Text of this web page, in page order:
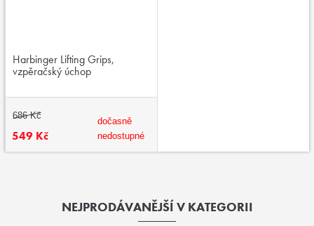
Harbinger Lifting Grips,
vzpěračský úchop
686 Kč
549 Kč
dočasně
nedostupné
NEJPRODÁVANĚJŠÍ V KATEGORII